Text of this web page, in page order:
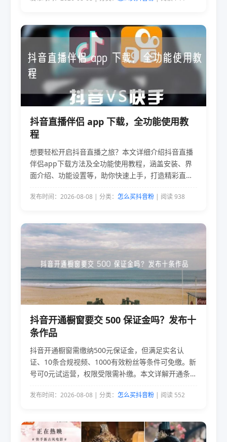
抖音直播伴侣 app 下载，全功能使用教
程
想要轻松开启抖音直播之旅？本文详细介绍抖音直播
伴侣app下载方法及全功能使用教程，涵盖安装、界
面介绍、功能设置等，助你快速上手，打造精彩直播
发布时间：2026-08-08 | 分类： 怎么买抖音粉 | 阅读 938
抖音开通橱窗要交 500 保证金吗？发布十
条作品
抖音开通橱窗需缴纳500元保证金，但满足实名认
证、10条合规视频、1000有效粉丝等条件可免缴。新
号可0元试运营，权限受限需补缴。本文详解开通条
发布时间：2026-08-08 | 分类： 怎么买抖音粉 | 阅读 552